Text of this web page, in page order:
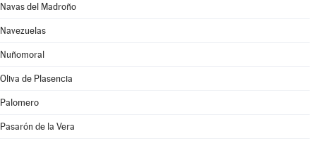
Navas del Madroño
Navezuelas
Nuñomoral
Oliva de Plasencia
Palomero
Pasarón de la Vera